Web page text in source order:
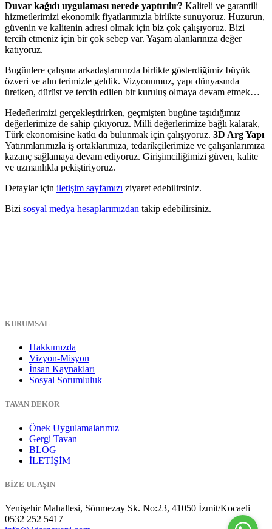
Duvar kağıdı uygulaması nerede yaptırılır? Kaliteli ve garantili
hizmetlerimizi ekonomik fiyatlarımızla birlikte sunuyoruz. Huzurun,
güvenin ve kalitenin adresi olmak için biz çok çalışıyoruz. Bizi
tercih etmeniz için bir çok sebep var. Yaşam alanlarınıza değer
katıyoruz.
Bugünlere çalışma arkadaşlarımızla birlikte gösterdiğimiz büyük
özveri ve alın terimizle geldik. Vizyonumuz, yapı dünyasında
üretken, dürüst ve tercih edilen bir kuruluş olmaya devam etmek…
Hedeflerimizi gerçekleştirirken, geçmişten bugüne taşıdığımız
değerlerimize de sahip çıkıyoruz. Milli değerlerimize bağlı kalarak,
Türk ekonomisine katkı da bulunmak için çalışıyoruz. 3D Arg Yapı
Yatırımlarımızla iş ortaklarımıza, tedarikçilerimize ve çalışanlarımıza
kazanç sağlamaya devam ediyoruz. Girişimciliğimizi güven, kalite
ve uzmanlıkla pekiştiriyoruz.
Detaylar için iletişim sayfamızı ziyaret edebilirsiniz.
Bizi sosyal medya hesaplarımızdan takip edebilirsiniz.
KURUMSAL
Hakkımızda
Vizyon-Misyon
İnsan Kaynakları
Sosyal Sorumluluk
TAVAN DEKOR
Önek Uygulamalarımız
Gergi Tavan
BLOG
İLETİŞİM
BİZE ULAŞIN
Yenişehir Mahallesi, Sönmezay Sk. No:23, 41050 İzmit/Kocaeli
0532 252 5417